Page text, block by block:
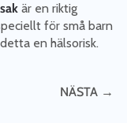
är en riktig
för små barn
en hälsorisk.
NÄSTA →